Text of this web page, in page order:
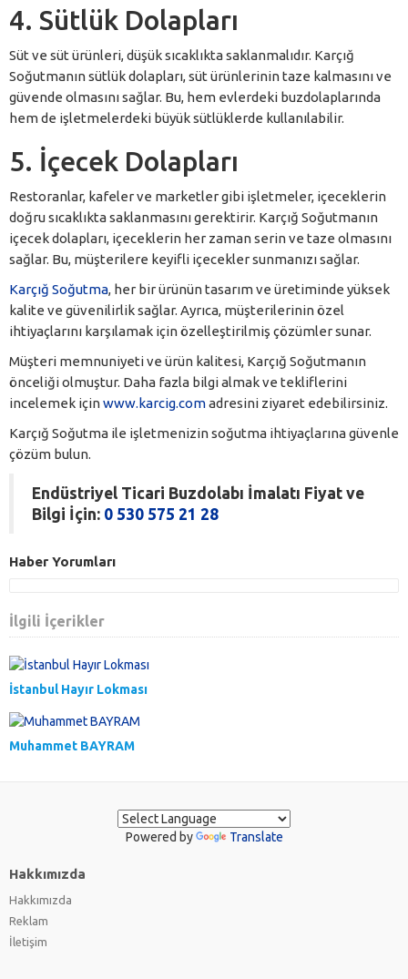
4. Sütlük Dolapları
Süt ve süt ürünleri, düşük sıcaklıkta saklanmalıdır. Karçığ
Soğutmanın sütlük dolapları, süt ürünlerinin taze kalmasını ve
güvende olmasını sağlar. Bu, hem evlerdeki buzdolaplarında
hem de işletmelerdeki büyük sütlüklerde kullanılabilir.
5. İçecek Dolapları
Restoranlar, kafeler ve marketler gibi işletmeler, içeceklerin
doğru sıcaklıkta saklanmasını gerektirir. Karçığ Soğutmanın
içecek dolapları, içeceklerin her zaman serin ve taze olmasını
sağlar. Bu, müşterilere keyifli içecekler sunmanızı sağlar.
Karçığ Soğutma, her bir ürünün tasarım ve üretiminde yüksek
kalite ve güvenilirlik sağlar. Ayrıca, müşterilerinin özel
ihtiyaçlarını karşılamak için özelleştirilmiş çözümler sunar.
Müşteri memnuniyeti ve ürün kalitesi, Karçığ Soğutmanın
önceliği olmuştur. Daha fazla bilgi almak ve tekliflerini
incelemek içinwww.karcig.comadresini ziyaret edebilirsiniz.
Karçığ Soğutma ile işletmenizin soğutma ihtiyaçlarına güvenle
çözüm bulun.
Endüstriyel Ticari Buzdolabı İmalatı Fiyat ve
Bilgi İçin: 0 530 575 21 28
Haber Yorumları
İlgili İçerikler
İstanbul Hayır Lokması
Muhammet BAYRAM
Powered by Translate
Hakkımızda
Hakkımızda
Reklam
İletişim